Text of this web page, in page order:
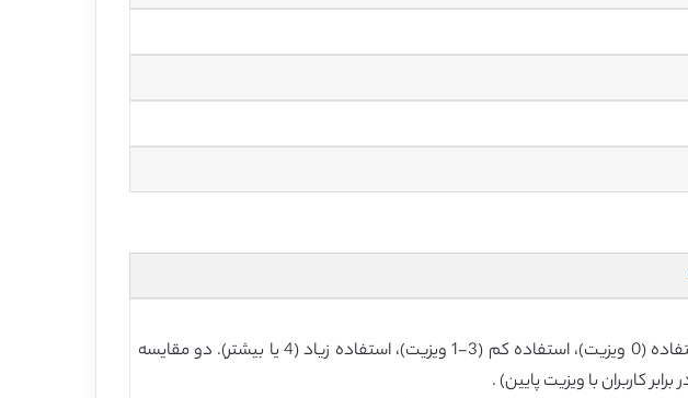
این نتیجه، استفاده از پزشک خانواده در طول سال گذشته در سه سطح طبقه بندی شد: عدم استفاده (0 ویزیت)، استفاده کم (3-1 ویزیت)، استفاده زیاد (4 یا بیشتر). دو مقایسه